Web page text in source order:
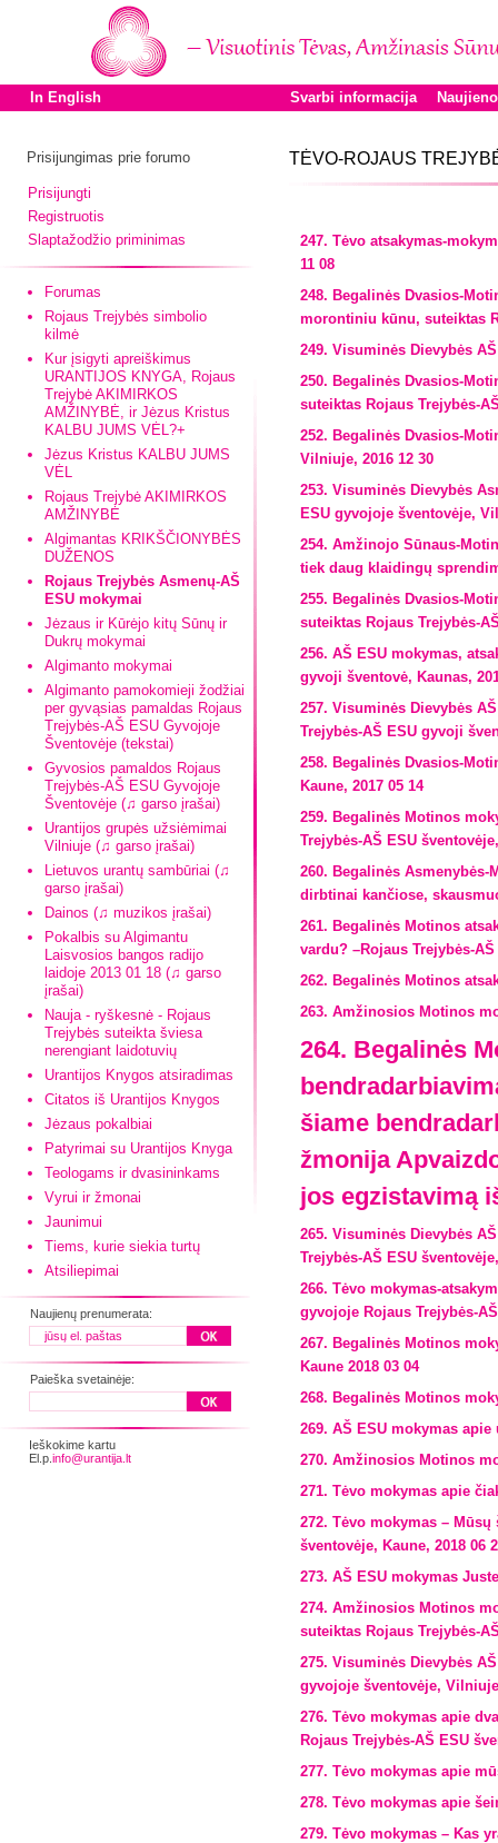
In English Svarbi informacija
Prisijungimas prie forumo
Prisijungti
Registruotis
Slaptažodžio priminimas
Forumas
Rojaus Trejybės simbolio
kilmė
Kur įsigyti apreiškimus
URANTIJOS KNYGA, Rojaus
Trejybė AKIMIRKOS
AMŽINYBĖ, ir Jėzus Kristus
KALBU JUMS VĖL?+
Jėzus Kristus KALBU JUMS
VĖL
Rojaus Trejybė AKIMIRKOS
AMŽINYBĖ
Algimantas KRIKŠČIONYBĖS
DUŽENOS
Rojaus Trejybės Asmenų-AŠ
ESU mokymai
Jėzaus ir Kūrėjo kitų Sūnų ir
Dukrų mokymai
Algimanto mokymai
Algimanto pamokomieji žodžiai
per gyvąsias pamaldas Rojaus
Trejybės-AŠ ESU Gyvojoje
Šventovėje (tekstai)
Gyvosios pamaldos Rojaus
Trejybės-AŠ ESU Gyvojoje
Šventovėje (♫ garso įrašai)
Urantijos grupės užsiėmimai
Vilniuje (♫ garso įrašai)
Lietuvos urantų sambūriai (♫
garso įrašai)
Dainos (♫ muzikos įrašai)
Pokalbis su Algimantu
Laisvosios bangos radijo
laidoje 2013 01 18 (♫ garso
įrašai)
Nauja - ryškesnė - Rojaus
Trejybės suteikta šviesa
nerengiant laidotuvių
Urantijos Knygos atsiradimas
Citatos iš Urantijos Knygos
Jėzaus pokalbiai
Patyrimai su Urantijos Knyga
Teologams ir dvasininkams
Vyrui ir žmonai
Jaunimui
Tiems, kurie siekia turtų
Atsiliepimai
Naujienų prenumerata:
Paieška svetainėje:
Ieškokime kartu
El.p. info@urantija.lt
TĖVO-ROJAUS
247. Tėvo atsakymas-
11 08
248. Begalinės Dvasios-
morontiniu kūnu, suteiktas
249. Visuminės Dievybės
250. Begalinės Dvasios-
suteiktas Rojaus Trejybės-
252. Begalinės Dvasios-
Vilniuje, 2016 12 30
253. Visuminės Dievybės
ESU gyvojoje šventovėje,
254. Amžinojo Sūnaus-
tiek daug klaidingų
255. Begalinės Dvasios-
suteiktas Rojaus Trejybės-
256. AŠ ESU mokymas,
gyvoji šventovė, Kaunas,
257. Visuminės Dievybės
Trejybės-AŠ ESU gyvoji
258. Begalinės Dvasios-
Kaune, 2017 05 14
259. Begalinės Motinos
Trejybės-AŠ ESU
260. Begalinės
dirbtinai kančiose,
261. Begalinės Motinos
vardu? –Rojaus Trejybės-
262. Begalinės Motinos
263. Amžinosios Motinos
264. Begalinės
šiame
žmonija
jos egzistavimą
265. Visuminės Dievybės
Trejybės-AŠ ESU
266. Tėvo mokymas-
gyvojoje Rojaus Trejybės-
267. Begalinės Motinos
Kaune 2018 03 04
268. Begalinės Motinos
269. AŠ ESU mokymas
270. Amžinosios Motinos
271. Tėvo mokymas apie
272. Tėvo mokymas –
šventovėje, Kaune, 2018 06
273. AŠ ESU mokymas
274. Amžinosios Motinos
suteiktas Rojaus Trejybės-
275. Visuminės Dievybės
gyvojoje šventovėje,
276. Tėvo mokymas apie
Rojaus Trejybės-AŠ ESU
277. Tėvo mokymas apie
278. Tėvo mokymas apie
279. Tėvo mokymas – Kas